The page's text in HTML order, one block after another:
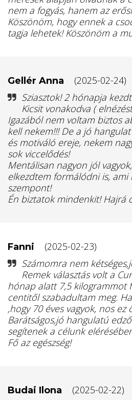
nem a fogyás, hanem az
Köszönöm, hogy ennek a
tagja lehetek! Köszönöm a
Gellér Anna
(2025-02-24)
Sziasztok! 2 hónapja
Kicsit vonakodva (
Igazából nem voltam biztos
kell nekem!!! De a jó
és motiváló ereje, nekem
sok viccelődés!
Mentálisan nagyon jól
elkezdtem formálódni is, ami
szempont!
Én biztatok mindenkit! Hajrá
Fanni
(2025-02-23)
Számomra nem
Remek választás volt a
hónap alatt 7,5 kilogrammot
centitől szabadultam meg.
,hogy 70 éves vagyok, nos ez
Barátságos,jó hangulatú
segítenek a célunk
Fő az egészség!
Budai Ilona
(2025-02-22)